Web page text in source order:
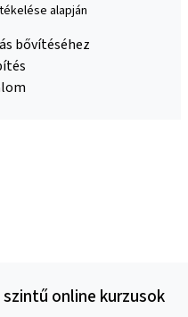
alapján
bővítéséhez
online kurzusok